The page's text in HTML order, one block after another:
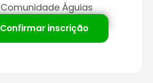
Comunidade Águias
Confirmar inscrição